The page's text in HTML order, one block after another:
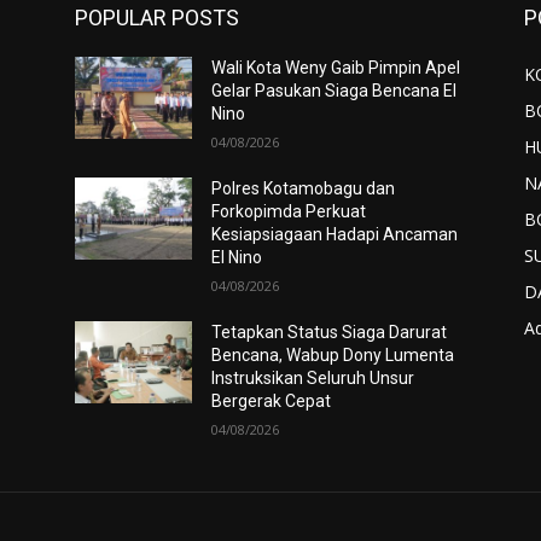
POPULAR POSTS
Wali Kota Weny Gaib Pimpin Apel
Gelar Pasukan Siaga Bencana El
Nino
04/08/2026
Polres Kotamobagu dan
Forkopimda Perkuat
Kesiapsiagaan Hadapi Ancaman
El Nino
04/08/2026
Tetapkan Status Siaga Darurat
Bencana, Wabup Dony Lumenta
Instruksikan Seluruh Unsur
Bergerak Cepat
04/08/2026